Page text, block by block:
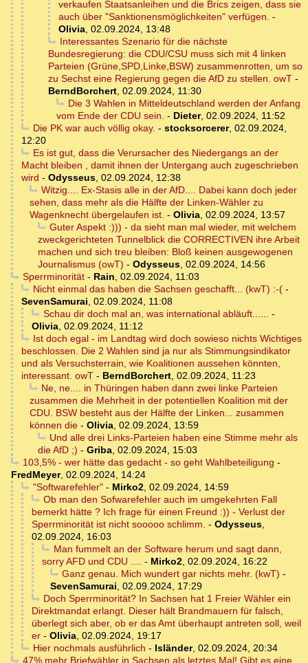
verkaufen Staatsanleihen und die Brics zeigen, dass sie
auch über "Sanktionensmöglichkeiten" verfügen. -
Olivia, 02.09.2024, 13:48
Interessantes Szenario für die nächste
Bundesregierung: die CDU/CSU muss sich mit 4 linken
Parteien (Grüne,SPD,Linke,BSW) zusammenrotten, um so
zu Sechst eine Regierung gegen die AfD zu stellen. owT -
BerndBorchert, 02.09.2024, 11:30
Die 3 Wahlen in Mitteldeutschland werden der Anfang
vom Ende der CDU sein. - Dieter, 02.09.2024, 11:52
Die PK war auch völlig okay. - stocksorcerer, 02.09.2024,
12:20
Es ist gut, dass die Verursacher des Niedergangs an der
Macht bleiben , damit ihnen der Untergang auch zugeschrieben
wird - Odysseus, 02.09.2024, 12:38
Witzig.... Ex-Stasis alle in der AfD.... Dabei kann doch jeder
sehen, dass mehr als die Hälfte der Linken-Wähler zu
Wagenknecht übergelaufen ist. - Olivia, 02.09.2024, 13:57
Guter Aspekt :))) - da sieht man mal wieder, mit welchem
zweckgerichteten Tunnelblick die CORRECTIVEN ihre Arbeit
machen und sich treu bleiben: Bloß keinen ausgewogenen
Journalismus (owT) - Odysseus, 02.09.2024, 14:56
Sperrminorität- Rain, 02.09.2024, 11:03
Nicht einmal das haben die Sachsen geschafft... (kwT) :-(-
SevenSamurai, 02.09.2024, 11:08
Schau dir doch mal an, was international abläuft...... -
Olivia, 02.09.2024, 11:12
Ist doch egal - im Landtag wird doch sowieso nichts Wichtiges
beschlossen. Die 2 Wahlen sind ja nur als Stimmungsindikator
und als Versuchsterrain, wie Koalitionen aussehen könnten,
interessant. owT - BerndBorchert, 02.09.2024, 11:23
Ne, ne.... in Thüringen haben dann zwei linke Parteien
zusammen die Mehrheit in der potentiellen Koalition mit der
CDU. BSW besteht aus der Hälfte der Linken... zusammen
können die - Olivia, 02.09.2024, 13:59
Und alle drei Links-Parteien haben eine Stimme mehr als
die AfD ;) - Griba, 02.09.2024, 15:03
103,5% - wer hätte das gedacht - so geht Wahlbeteiligung -
FredMeyer, 02.09.2024, 14:24
"Softwarefehler"- Mirko2, 02.09.2024, 14:59
Ob man den Sofwarefehler auch im umgekehrten Fall
bemerkt hätte ? Ich frage für einen Freund :)) - Verlust der
Sperrminorität ist nicht sooooo schlimm. - Odysseus,
02.09.2024, 16:03
Man fummelt an der Software herum und sagt dann,
sorry AFD und CDU .... - Mirko2, 02.09.2024, 16:22
Ganz genau. Mich wundert gar nichts mehr. (kwT) -
SevenSamurai, 02.09.2024, 17:29
Doch Sperrminorität? In Sachsen hat 1 Freier Wähler ein
Direktmandat erlangt. Dieser hält Brandmauern für falsch,
überlegt sich aber, ob er das Amt überhaupt antreten soll, weil
er - Olivia, 02.09.2024, 19:17
Hier nochmals ausführlich - Isländer, 02.09.2024, 20:34
47% mehr Briefwähler in Sachsen als letztes Mal! Gibt es eine